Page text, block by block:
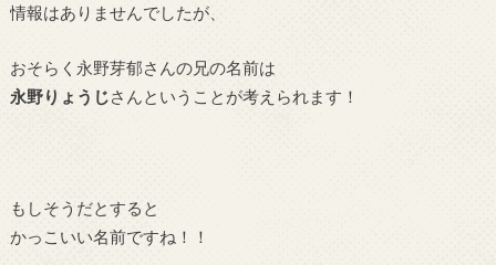
情報はありませんでしたが、
おそらく永野芽郁さんの兄の名前は
永野りょうじさんということが考えられます！
もしそうだとすると
かっこいい名前ですね！！